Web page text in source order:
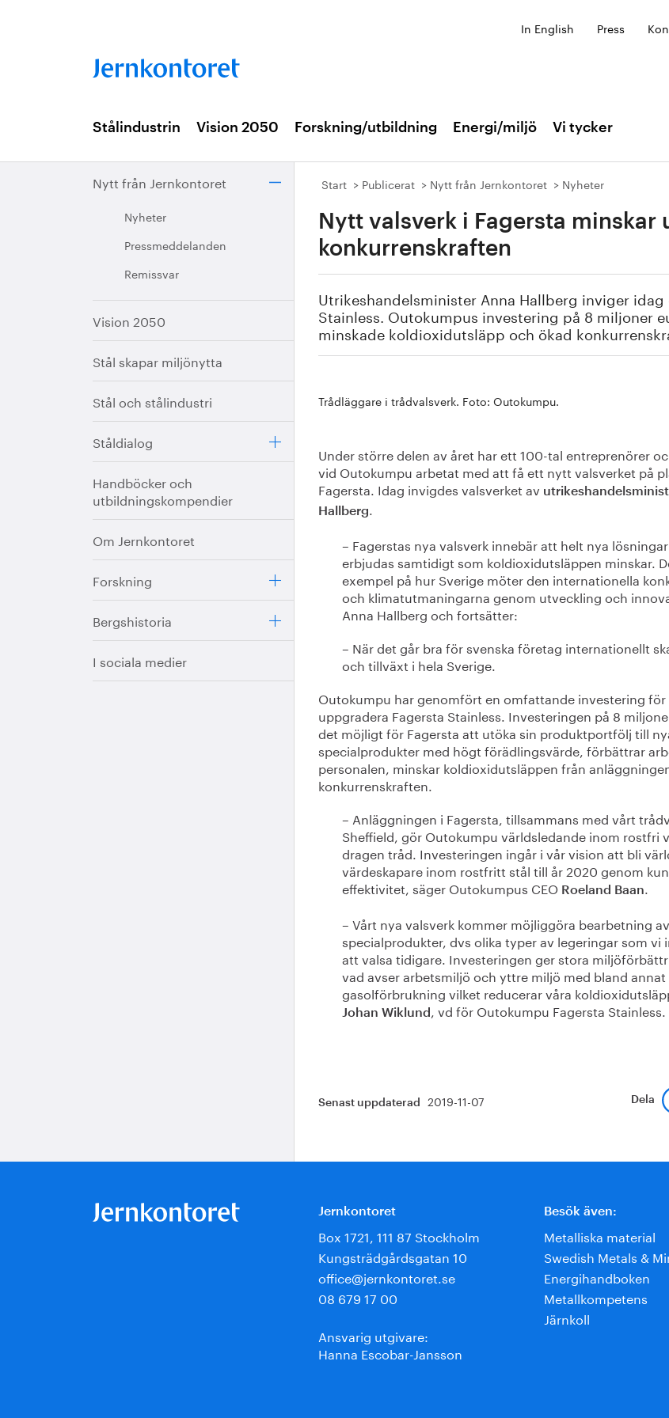
In English Press
Stålindustrin Vision 2050 Forskning/utbildning Energi/miljö Vi tycker
Nytt från Jernkontoret
Nyheter
Pressmeddelanden
Remissvar
Vision 2050
Stål skapar miljönytta
Stål och stålindustri
Ståldialog
Handböcker och
utbildningskompendier
Om Jernkontoret
Forskning
Bergshistoria
I sociala medier
Start Publicerat Nytt från Jernkontoret Nyheter
Nytt valsverk i Fagersta minskar
konkurrenskraften
Utrikeshandelsminister Anna Hallberg inviger
Stainless. Outokumpus investering på 8 miljoner
minskade koldioxidutsläpp och ökad
Trådläggare i trådvalsverk. Foto: Outokumpu.
Under större delen av året har ett 100-tal entreprenörer
vid Outokumpu arbetat med att få ett nytt valsverket på
Fagersta. Idag invigdes valsverket av
Hallberg.
– Fagerstas nya valsverk innebär att helt nya
erbjudas samtidigt som koldioxidutsläppen minskar.
exempel på hur Sverige möter den internationella
och klimatutmaningarna genom utveckling och
Anna Hallberg och fortsätter:
– När det går bra för svenska företag internationellt
och tillväxt i hela Sverige.
Outokumpu har genomfört en omfattande investering
uppgradera Fagersta Stainless. Investeringen på 8
det möjligt för Fagersta att utöka sin produktportfölj till
specialprodukter med högt förädlingsvärde, förbättrar
personalen, minskar koldioxidutsläppen från
konkurrenskraften.
– Anläggningen i Fagersta, tillsammans med vårt
Sheffield, gör Outokumpu världsledande inom rostfri
dragen tråd. Investeringen ingår i vår vision att bli
värdeskapare inom rostfritt stål till år 2020 genom
effektivitet, säger Outokumpus CEO Roeland Baan.
– Vårt nya valsverk kommer möjliggöra bearbetning av
specialprodukter, dvs olika typer av legeringar som vi
att valsa tidigare. Investeringen ger stora
vad avser arbetsmiljö och yttre miljö med bland annat
gasolförbrukning vilket reducerar våra
Johan Wiklund , vd för Outokumpu Fagersta Stainless.
Senast uppdaterad 2019-11-07 Dela
Jernkontoret
Box 1721, 111 87 Stockholm
Kungsträdgårdsgatan 10
office@jernkontoret.se
08 679 17 00
Ansvarig utgivare:
Hanna Escobar-Jansson
Besök även:
Metalliska material
Swedish Metals &
Energihandboken
Metallkompetens
Järnkoll